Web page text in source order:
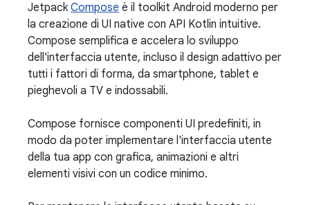
Jetpack Compose è il toolkit Android moderno per
la creazione di UI native con API Kotlin intuitive.
Compose semplifica e accelera lo sviluppo
dell'interfaccia utente, incluso il design adattivo per
tutti i fattori di forma, da smartphone, tablet e
pieghevoli a TV e indossabili.
Compose fornisce componenti UI predefiniti, in
modo da poter implementare l'interfaccia utente
della tua app con grafica, animazioni e altri
elementi visivi con un codice minimo.